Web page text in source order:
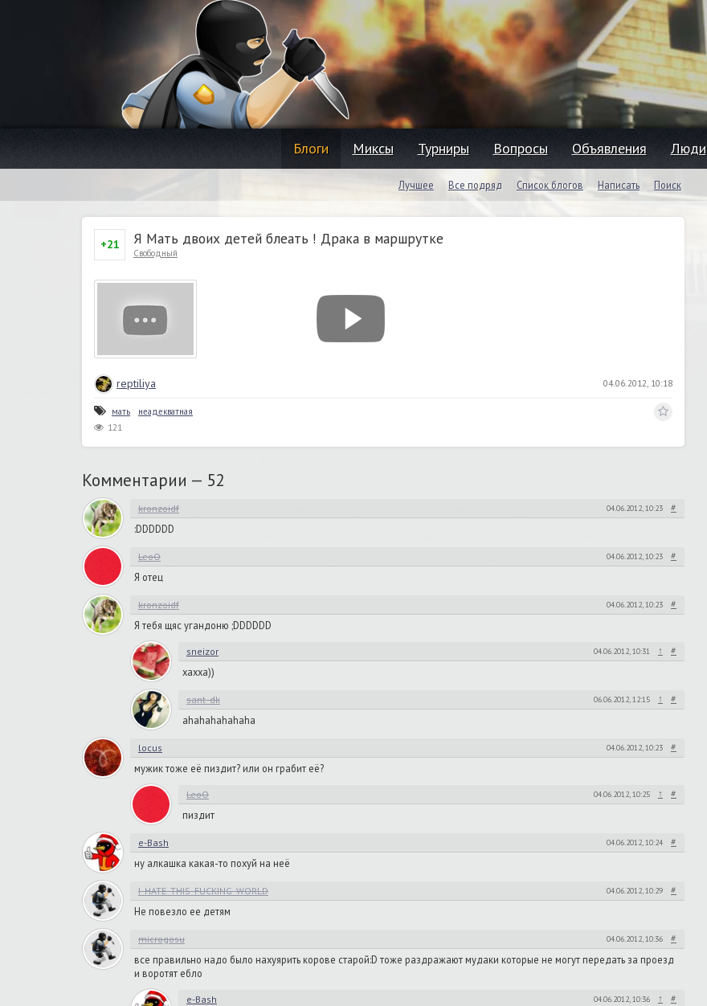
Блоги Миксы Турниры Вопросы Объявления Люди
Лучшее Все подряд Список блогов Написать Поиск
+21 Я Мать двоих детей блеать ! Драка в маршрутке
Свободный
reptiliya 04.06.2012, 10:18
мать неадекватная
121
Комментарии — 52
kronzoidf 04.06.2012, 10:23 #
:DDDDDD
LeoO 04.06.2012, 10:23 #
Я отец
kronzoidf 04.06.2012, 10:23 #
Я тебя щяс угандоню ;DDDDDD
sneizor 04.06.2012, 10:31 ↑ #
хахха))
sant_dk 06.06.2012, 12:15 ↑ #
ahahahahahaha
locus 04.06.2012, 10:23 #
мужик тоже её пиздит? или он грабит её?
LeoO 04.06.2012, 10:25 ↑ #
пиздит
e-Bash 04.06.2012, 10:24 #
ну алкашка какая-то похуй на неё
I_HATE_THIS_FUCKING_WORLD 04.06.2012, 10:29 #
Не повезло ее детям
microgosu 04.06.2012, 10:36 #
все правильно надо было нахуярить корове старой:D тоже раздражают мудаки которые не могут передать за проезд
и воротят ебло
e-Bash 04.06.2012, 10:36 ↑ #